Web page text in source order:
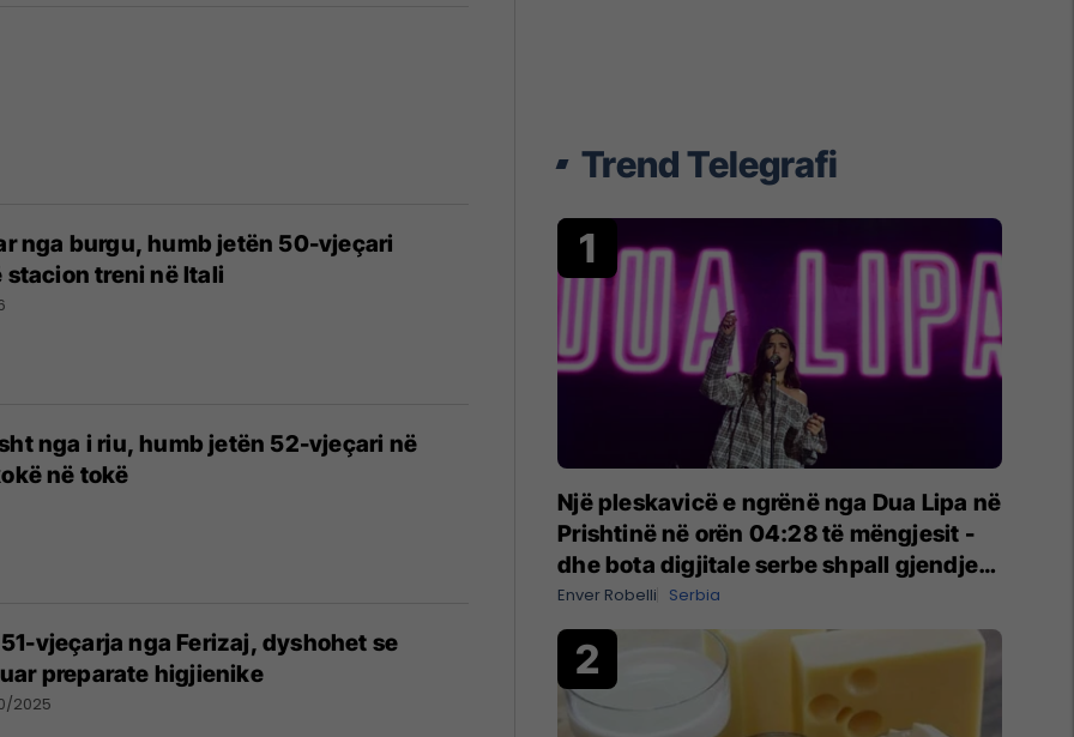
nga burgu, humb jetën 50-vjeçari
treni në Itali
nga i riu, humb jetën 52-vjeçari në
në tokë
vjeçarja nga Ferizaj, dyshohet se
preparate higjienike
2025
Trend Telegrafi
Një pleskavicë e ngrënë nga Dua Lipa në
Prishtinë në orën 04:28 të mëngjesit -
dhe bota digjitale serbe shpall gjendjen
e luftës
Enver Robelli Serbia